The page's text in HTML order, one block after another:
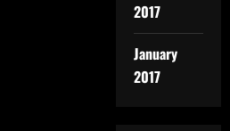
2017
January
2017